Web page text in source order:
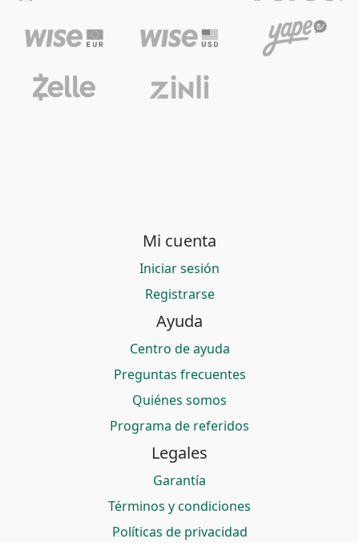
Mi cuenta
Iniciar sesión
Registrarse
Ayuda
Centro de ayuda
Preguntas frecuentes
Quiénes somos
Programa de referidos
Legales
Garantía
Términos y condiciones
Políticas de privacidad